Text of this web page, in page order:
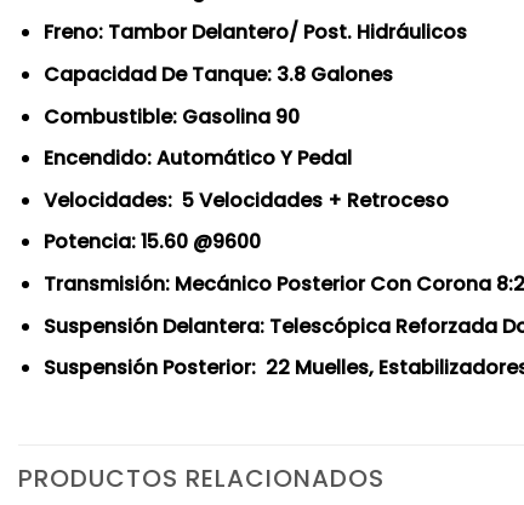
Freno: Tambor Delantero/ Post. Hidráulicos
Capacidad De Tanque: 3.8 Galones
Combustible: Gasolina 90
Encendido: Automático Y Pedal
Velocidades: 5 Velocidades + Retroceso
Potencia: 15.60 @9600
Transmisión: Mecánico Posterior Con Corona
Suspensión Delantera: Telescópica Reforzada
Suspensión Posterior: 22 Muelles,
PRODUCTOS RELACIONADOS